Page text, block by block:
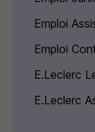
Emploi
Emploi
E.Leclerc
E.Leclerc